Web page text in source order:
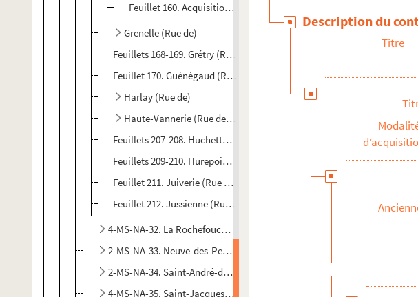
Feuillet 160. Acquisition, par François Villeret, menuisier, d'une
Grenelle (Rue de)
Feuillets 168-169. Grétry (Rue)
Feuillet 170. Guénégaud (Rue)
Harlay (Rue de)
Haute-Vannerie (Rue de la)
Feuillets 207-208. Huchette (Rue de la)
Feuillets 209-210. Hurepoix (Rue du)
Feuillet 211. Juiverie (Rue de la)
Feuillet 212. Jussienne (Rue de la)
4-MS-NA-32. La Rochefoucauld - Mouffetard
2-MS-NA-33. Neuve-des-Petits-Champs - Royale
2-MS-NA-34. Saint-André-des-Arts - Saint-Honoré
4-MS-NA-35. Saint-Jacques - Saint-Victor
Description du
Titre